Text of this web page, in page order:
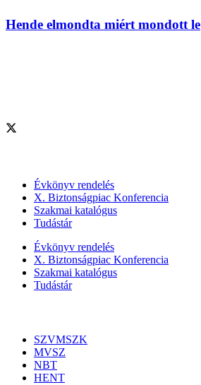
Hende elmondta miért mondott le
Évkönyv rendelés
X. Biztonságpiac Konferencia
Szakmai katalógus
Tudástár
Évkönyv rendelés
X. Biztonságpiac Konferencia
Szakmai katalógus
Tudástár
SZVMSZK
MVSZ
NBT
HENT